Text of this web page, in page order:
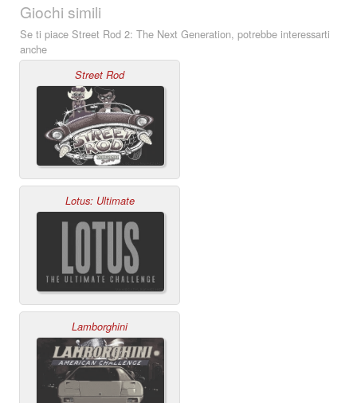
Giochi simili
Se ti piace Street Rod 2: The Next Generation, potrebbe interessarti
anche
Street Rod
Lotus: Ultimate
Lamborghini